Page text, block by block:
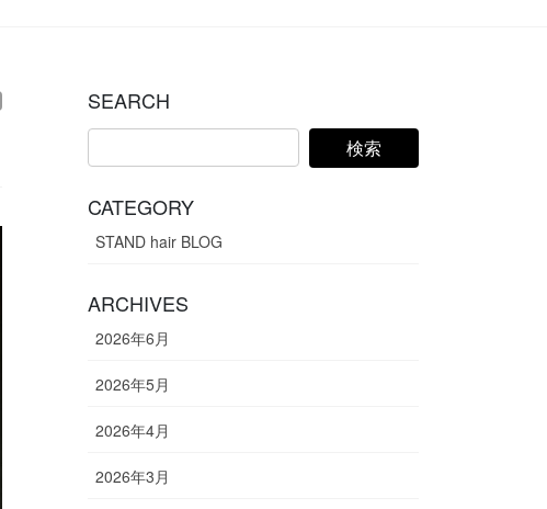
SEARCH
CATEGORY
STAND hair BLOG
ARCHIVES
2026年6月
2026年5月
2026年4月
2026年3月